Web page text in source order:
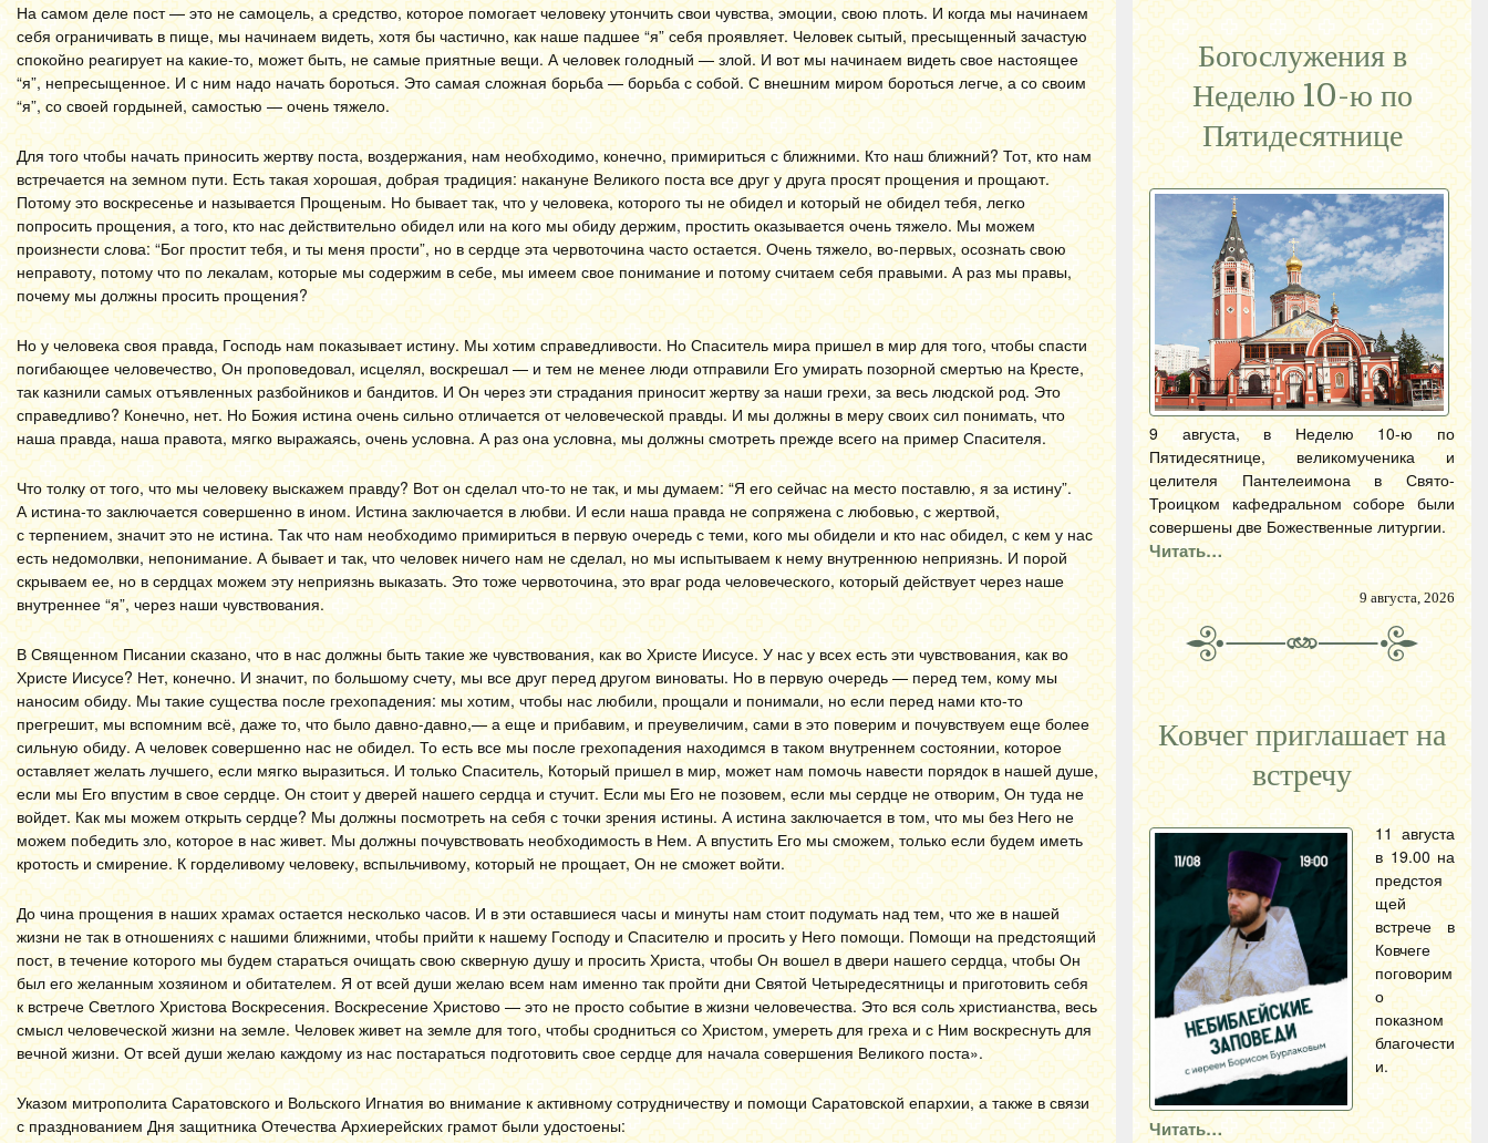
На самом деле пост — это не самоцель, а средство, которое помогает человеку утончить свои чувства, эмоции, свою плоть. И когда мы начинаем
себя ограничивать в пище, мы начинаем видеть, хотя бы частично, как наше падшее “я” себя проявляет. Человек сытый, пресыщенный зачастую
спокойно реагирует на какие-то, может быть, не самые приятные вещи. А человек голодный — злой. И вот мы начинаем видеть свое настоящее
“я”, непресыщенное. И с ним надо начать бороться. Это самая сложная борьба — борьба с собой. С внешним миром бороться легче, а со своим
“я”, со своей гордыней, самостью — очень тяжело.
Для того чтобы начать приносить жертву поста, воздержания, нам необходимо, конечно, примириться с ближними. Кто наш ближний? Тот, кто нам
встречается на земном пути. Есть такая хорошая, добрая традиция: накануне Великого поста все друг у друга просят прощения и прощают.
Потому это воскресенье и называется Прощеным. Но бывает так, что у человека, которого ты не обидел и который не обидел тебя, легко
попросить прощения, а того, кто нас действительно обидел или на кого мы обиду держим, простить оказывается очень тяжело. Мы можем
произнести слова: “Бог простит тебя, и ты меня прости”, но в сердце эта червоточина часто остается. Очень тяжело, во-первых, осознать свою
неправоту, потому что по лекалам, которые мы содержим в себе, мы имеем свое понимание и потому считаем себя правыми. А раз мы правы,
почему мы должны просить прощения?
Но у человека своя правда, Господь нам показывает истину. Мы хотим справедливости. Но Спаситель мира пришел в мир для того, чтобы спасти
погибающее человечество, Он проповедовал, исцелял, воскрешал — и тем не менее люди отправили Его умирать позорной смертью на Кресте,
так казнили самых отъявленных разбойников и бандитов. И Он через эти страдания приносит жертву за наши грехи, за весь людской род. Это
справедливо? Конечно, нет. Но Божия истина очень сильно отличается от человеческой правды. И мы должны в меру своих сил понимать, что
наша правда, наша правота, мягко выражаясь, очень условна. А раз она условна, мы должны смотреть прежде всего на пример Спасителя.
Что толку от того, что мы человеку выскажем правду? Вот он сделал что-то не так, и мы думаем: “Я его сейчас на место поставлю, я за истину”.
А истина-то заключается совершенно в ином. Истина заключается в любви. И если наша правда не сопряжена с любовью, с жертвой,
с терпением, значит это не истина. Так что нам необходимо примириться в первую очередь с теми, кого мы обидели и кто нас обидел, с кем у нас
есть недомолвки, непонимание. А бывает и так, что человек ничего нам не сделал, но мы испытываем к нему внутреннюю неприязнь. И порой
скрываем ее, но в сердцах можем эту неприязнь выказать. Это тоже червоточина, это враг рода человеческого, который действует через наше
внутреннее “я”, через наши чувствования.
В Священном Писании сказано, что в нас должны быть такие же чувствования, как во Христе Иисусе. У нас у всех есть эти чувствования, как во
Христе Иисусе? Нет, конечно. И значит, по большому счету, мы все друг перед другом виноваты. Но в первую очередь — перед тем, кому мы
наносим обиду. Мы такие существа после грехопадения: мы хотим, чтобы нас любили, прощали и понимали, но если перед нами кто-то
прегрешит, мы вспомним всё, даже то, что было давно-давно,— а еще и прибавим, и преувеличим, сами в это поверим и почувствуем еще более
сильную обиду. А человек совершенно нас не обидел. То есть все мы после грехопадения находимся в таком внутреннем состоянии, которое
оставляет желать лучшего, если мягко выразиться. И только Спаситель, Который пришел в мир, может нам помочь навести порядок в нашей душе,
если мы Его впустим в свое сердце. Он стоит у дверей нашего сердца и стучит. Если мы Его не позовем, если мы сердце не отворим, Он туда не
войдет. Как мы можем открыть сердце? Мы должны посмотреть на себя с точки зрения истины. А истина заключается в том, что мы без Него не
можем победить зло, которое в нас живет. Мы должны почувствовать необходимость в Нем. А впустить Его мы сможем, только если будем иметь
кротость и смирение. К горделивому человеку, вспыльчивому, который не прощает, Он не сможет войти.
До чина прощения в наших храмах остается несколько часов. И в эти оставшиеся часы и минуты нам стоит подумать над тем, что же в нашей
жизни не так в отношениях с нашими ближними, чтобы прийти к нашему Господу и Спасителю и просить у Него помощи. Помощи на предстоящий
пост, в течение которого мы будем стараться очищать свою скверную душу и просить Христа, чтобы Он вошел в двери нашего сердца, чтобы Он
был его желанным хозяином и обитателем. Я от всей души желаю всем нам именно так пройти дни Святой Четыредесятницы и приготовить себя
к встрече Светлого Христова Воскресения. Воскресение Христово — это не просто событие в жизни человечества. Это вся соль христианства, весь
смысл человеческой жизни на земле. Человек живет на земле для того, чтобы сродниться со Христом, умереть для греха и с Ним воскреснуть для
вечной жизни. От всей души желаю каждому из нас постараться подготовить свое сердце для начала совершения Великого поста».
Указом митрополита Саратовского и Вольского Игнатия во внимание к активному сотрудничеству и помощи Саратовской епархии, а также в связи
с празднованием Дня защитника Отечества Архиерейских грамот были удостоены:
Богослужения в
Неделю 10-ю по
Пятидесятнице
9 августа, в Неделю 10-ю по
Пятидесятнице, великомученика и
целителя Пантелеимона в Свято-
Троицком кафедральном соборе были
совершены две Божественные литургии.
Читать…
9 августа, 2026
Ковчег приглашает на
встречу
11 августа
в 19.00 на
предстоя
щей
встрече в
Ковчеге
поговорим
о
показном
благочести
и.
Читать…